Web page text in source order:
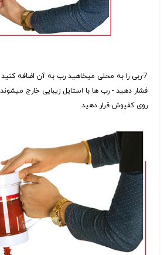
7-ربی را به محلی میخاهید رب به آن اضافه
فشار دهید - رب ها با استایل زیبایی خارج
روی کفپوش قرار دهید